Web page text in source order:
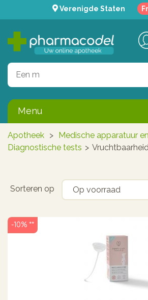
Verenigde Staten
Menu
Apotheek > Medische apparatuur
Diagnostische tests >
Sorteren op
-10% **